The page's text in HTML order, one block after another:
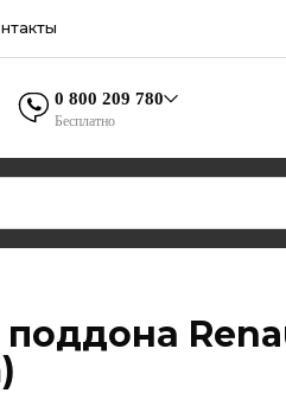
0 800 209 780
Бесплатно